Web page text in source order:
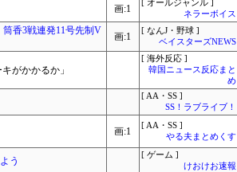
画:1
[ オールジャンル ]
ネラーボイス
香3戦連発11号先制V
画:1
[ なんJ・野球 ]
ベイスターズNEWS
がかかるか」
[ 海外反応 ]
韓国ニュース反応まと
め
[ AA・SS ]
SS！ラブライブ！
画:1
[ AA・SS ]
やる夫まとめくす
う
[ ゲーム ]
けおけお速報